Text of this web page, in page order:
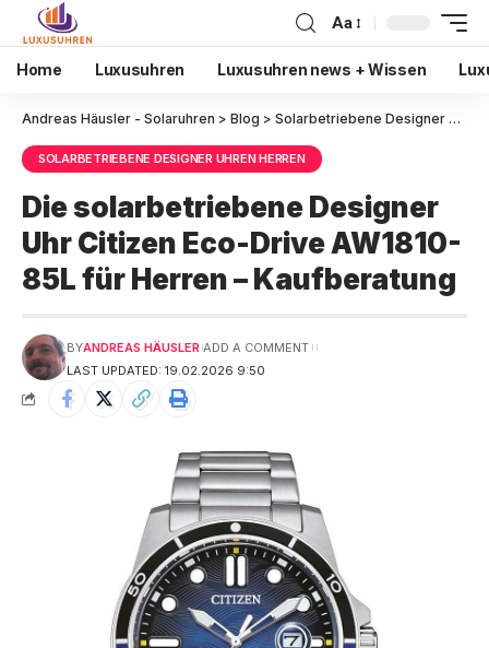
Aa
Home Luxusuhren Luxusuhren news + Wissen
Andreas Häusler - Solaruhren > Blog > Solarbetriebene Designer Uhren Herren
SOLARBETRIEBENE DESIGNER UHREN HERREN
Die solarbetriebene Designer
Uhr Citizen Eco-Drive AW1810-
85L für Herren – Kaufberatung
LAST UPDATED: 19.02.2026 9:50
BYANDREAS HÄUSLER ADD A COMMENT